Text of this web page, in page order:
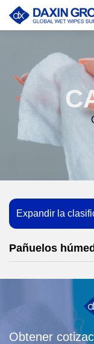
Expandir la
Pañuelos
Obtener